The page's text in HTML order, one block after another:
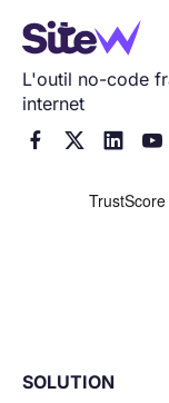
L'outil no-code
internet
   
SOLUTION